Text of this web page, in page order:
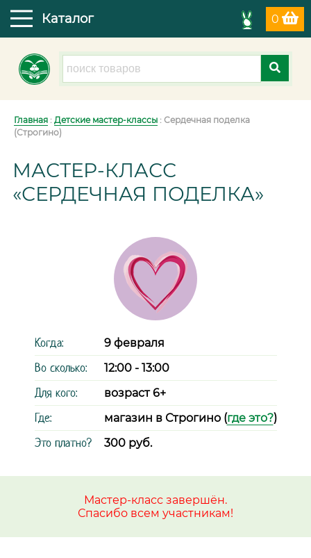
0
Каталог
Главная : Детские мастер-классы : Сердечная поделка
(Строгино)
МАСТЕР-КЛАСС
«СЕРДЕЧНАЯ ПОДЕЛКА»
Когда: 9 февраля
Во сколько: 12:00 - 13:00
Для кого: возраст 6+
Где: магазин в Строгино (где это?)
Это платно? 300 руб.
Мастер-класс завершён.
Спасибо всем участникам!